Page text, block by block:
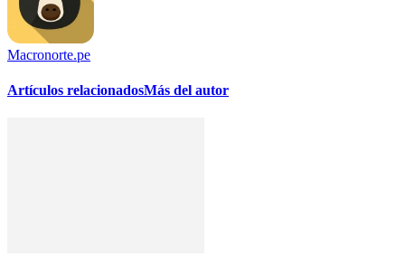
Macronorte.pe
Artículos relacionadosMás del autor